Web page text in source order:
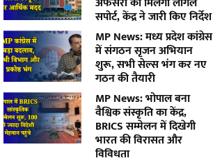
सपोर्ट, केंद्र ने जारी किए निर्देश
MP News: मध्य प्रदेश कांग्रेस
में संगठन सृजन अभियान
शुरू, सभी सेल्स भंग कर नए
गठन की तैयारी
MP News: भोपाल बना
वैश्विक संस्कृति का केंद्र,
BRICS सम्मेलन में दिखेगी
भारत की विरासत और
विविधता